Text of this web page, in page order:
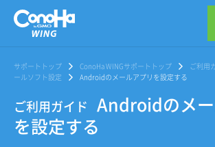
サポートトップ ConoHa WINGサポートトップ ご利用
ールソフト設定
Androidのメールアプリを設定する
ご利用ガイド Androidのメ
を設定する